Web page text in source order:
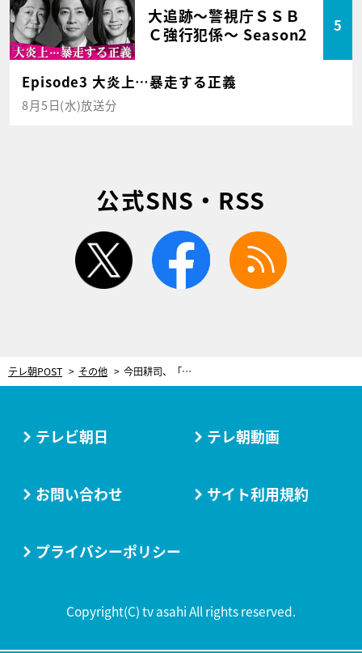
大追跡～警視庁ＳＳＢ
Ｃ強行犯係～ Season2
5
Episode3 大炎上…暴走する正義
8月5日(水)放送分
公式SNS・RSS
twitter facebook
テレ朝POST その他 今田耕司、「安室ちゃんのライブ行ってきた」と報告！指原莉乃も驚く今田の情報量
テレビ朝日 テレ朝動画
お問い合わせ サイト利用規約
プライバシーポリシー
Copyright(C) tv asahi All rights reserved.